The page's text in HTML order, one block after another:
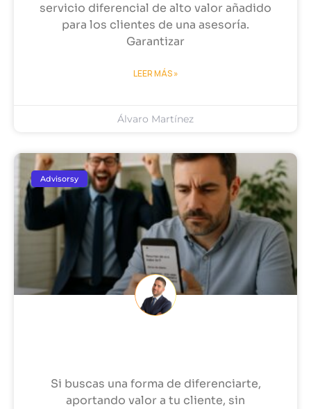
servicio diferencial de alto valor añadido
para los clientes de una asesoría.
Garantizar
LEER MÁS »
Álvaro Martínez
Advisorsy
Si buscas una forma de diferenciarte,
aportando valor a tu cliente, sin